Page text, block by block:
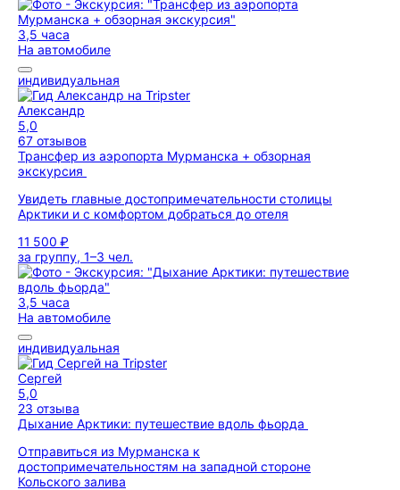
3,5 часа
На автомобиле
индивидуальная
Александр
5,0
67 отзывов
Трансфер из аэропорта Мурманска + обзорная
экскурсия
Увидеть главные достопримечательности столицы
Арктики и с комфортом добраться до отеля
11 500 ₽
за группу, 1–3 чел.
3,5 часа
На автомобиле
индивидуальная
Сергей
5,0
23 отзыва
Дыхание Арктики: путешествие вдоль фьорда
Отправиться из Мурманска к
достопримечательностям на западной стороне
Кольского залива